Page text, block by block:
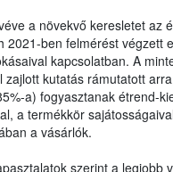
a növekvő keresletet az
2021-ben felmérést végzett
kapcsolatban. A
zajlott kutatás rámutatott
a) fogyasztanak étrend-
a termékkör
a vásárlók.
szerint a legjobb